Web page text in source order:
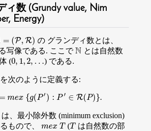
ィ数 (Grundy value, Nim
Energy)
= (P, R)
=(P ,R) の グランディ数とは、
写像である. ここでN
N とは自然数
(0, 1,2, …
0,1,2,… ) である.
次のように定義する:
= mex {g(P ′ ) : P ′ ∈ R(P) }.
g(P)=me x {g(P′ ) P ′∈R(P)}.
、最小除外数 (minimum exclusion)
もので、 mex T
mex T (T
T は自然数の部